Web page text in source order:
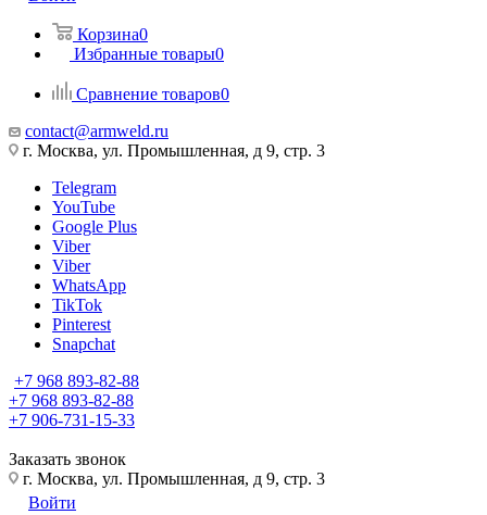
Корзина0
Избранные товары0
Сравнение товаров0
contact@armweld.ru
г. Москва, ул. Промышленная, д 9, стр. 3
Telegram
YouTube
Google Plus
Viber
Viber
WhatsApp
TikTok
Pinterest
Snapchat
+7 968 893-82-88
+7 968 893-82-88
+7 906-731-15-33
Заказать звонок
г. Москва, ул. Промышленная, д 9, стр. 3
Войти